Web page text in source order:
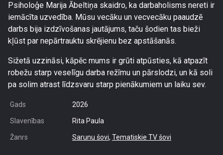
Psiholoģe Marija Ābeltiņa skaidro, ka darbaholisms nereti ir
iemācīta uzvedība. Mūsu vecāku un vecvecāku paaudzē
darbs bija izdzīvošanas jautājums, taču šodien tas bieži
kļūst par nepārtrauktu skrējienu bez apstāšanās.
Sižetā uzzināsi, kāpēc mums ir grūti atpūsties, kā atpazīt
robežu starp veselīgu darba režīmu un pārslodzi, un kā soli
pa solim atrast līdzsvaru starp pienākumiem un laiku sev.
Gads 2026
Slavenības Rita Paula
Žanrs Sarunu šovi, Tematiskie TV šovi